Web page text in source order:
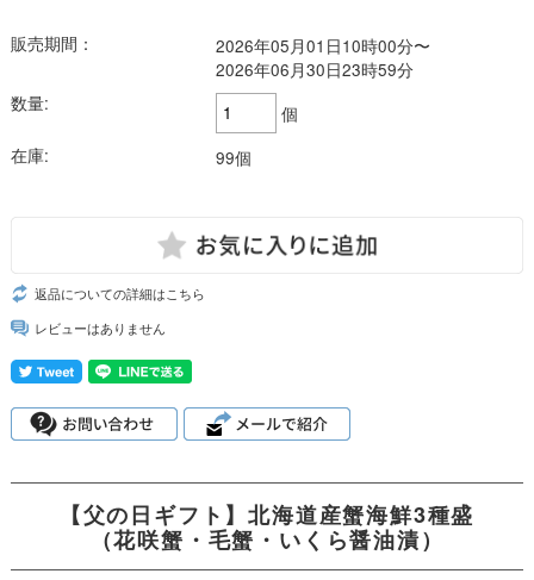
販売期間：
2026年05月01日10時00分〜
2026年06月30日23時59分
数量:
個
在庫:
99個
返品についての詳細はこちら
レビューはありません
【父の日ギフト】北海道産蟹海鮮3種盛
（花咲蟹・毛蟹・いくら醤油漬）